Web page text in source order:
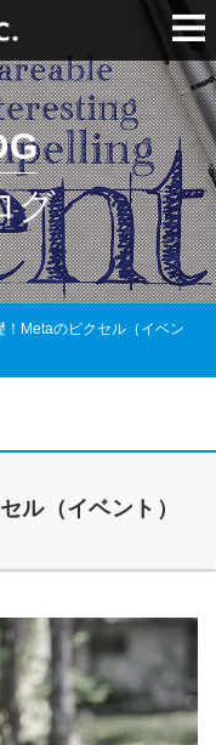
グ
！Metaのピクセル（イベン
ル（イベント）